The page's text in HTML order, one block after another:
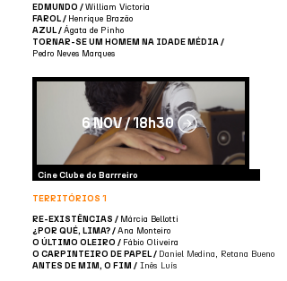
EDMUNDO /William Victoria
FAROL / Henrique Brazão
AZUL /Ágata de Pinho
TORNAR-SE UM HOMEM NA IDADE MÉDIA /
Pedro Neves Marques
6 NOV / 18h30
Cine Clube do Barrreiro
TERRITÓRIOS 1
RE-EXISTÊNCIAS / Márcia Bellotti
¿POR QUÉ, LIMA? /Ana Monteiro
O ÚLTIMO OLEIRO / Fábio Oliveira
O CARPINTEIRO DE PAPEL / Daniel Medina, Retana Bueno
ANTES DE MIM, O FIM / Inês Luís